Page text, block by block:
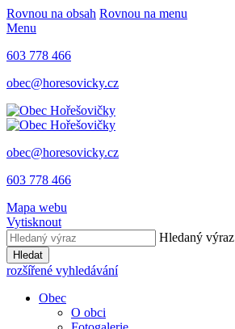
Rovnou na obsah Rovnou na menu
Menu
603 778 466
obec@horesovicky.cz
obec@horesovicky.cz
603 778 466
Mapa webu
Vytisknout
Hledaný výraz
Hledat
rozšířené vyhledávání
Obec
O obci